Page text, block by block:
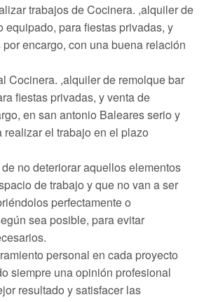
trabajos de Cocinera. ,alquiler de
equipado, para fiestas privadas, y
encargo, con una buena relación
Cocinera. ,alquiler de remolque bar
fiestas privadas, y venta de
en san antonio Baleares serio y
realizar el trabajo en el plazo
no deteriorar aquellos elementos
de trabajo y que no van a ser
perfectamente o
sea posible, para evitar
personal en cada proyecto
siempre una opinión profesional
resultado y satisfacer las